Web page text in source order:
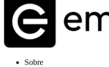
Sobre